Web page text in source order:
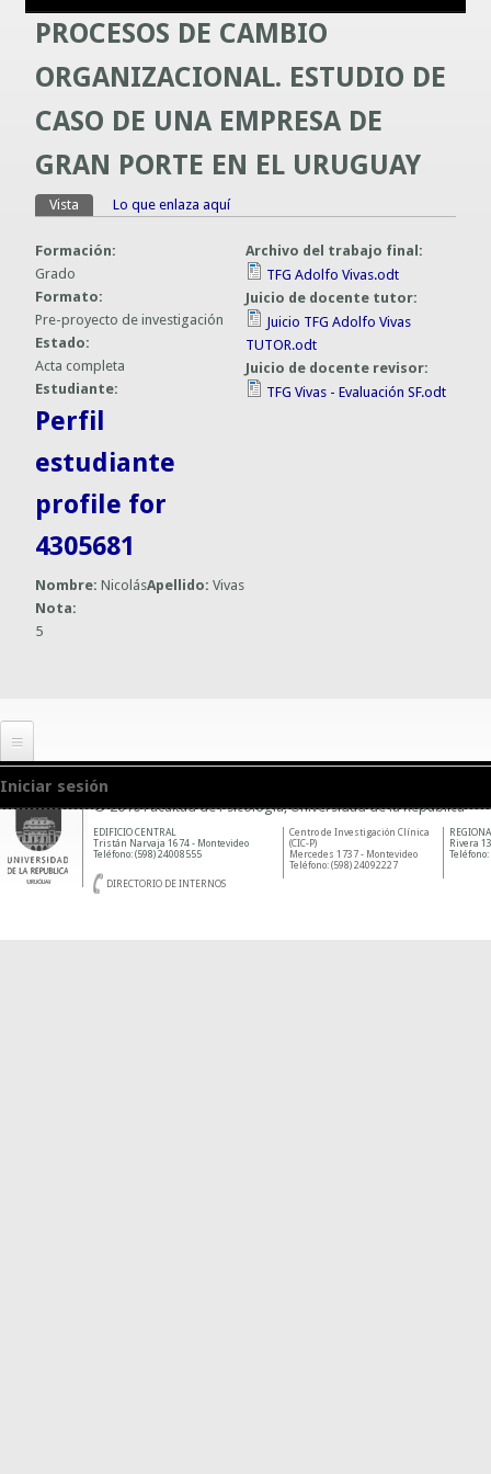
Guías prácticas o proyectos
Guías UCO
Información sobre SPAM y Phising
PROCESOS DE CAMBIO
ORGANIZACIONAL. ESTUDIO DE
CASO DE UNA EMPRESA DE
GRAN PORTE EN EL URUGUAY
Solapas principales
Vista (solapa activa)
Lo que enlaza aquí
Formación:
Grado
Formato:
Pre-proyecto de investigación
Estado:
Acta completa
Estudiante:
Perfil
estudiante
profile for
4305681
Nombre:NicolásApellido:Vivas
Nota:
5
Archivo del trabajo final:
TFG Adolfo Vivas.odt
Juicio de docente tutor:
Juicio TFG Adolfo Vivas
TUTOR.odt
Juicio de docente revisor:
TFG Vivas - Evaluación SF.odt
Iniciar sesión
© 2010 Facultad de Psicología, Universidad de la República
Rivera
Teléfono:
Centro de Investigación Clínica
(CIC-P)
Mercedes 1737 - Montevideo
Teléfono: (598) 24092227
EDIFICIO CENTRAL
Tristán Narvaja 1674 - Montevideo
Teléfono: (598) 24008555
DIRECTORIO DE INTERNOS